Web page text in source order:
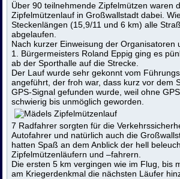
Über 90 teilnehmende Zipfelmützen waren
Zipfelmützenlauf in Großwallstadt dabei.
Steckenlängen (15,9/11 und 6 km) alle
abgelaufen.
Nach kurzer Einweisung der Organisatoren
1. Bürgermeisters Roland Eppig ging es
ab der Sporthalle auf die Strecke.
Der Lauf wurde sehr gekonnt vom
angeführt, der froh war, dass kurz vor dem
GPS-Signal gefunden wurde, weil ohne
schwierig bis unmöglich geworden.
7 Radfahrer sorgten für die
Autofahrer und natürlich auch die
hatten Spaß an dem Anblick der hell
Zipfelmützenläufern und –fahrern.
Die ersten 5 km vergingen wie im Flug, bis
am Kriegerdenkmal die nächsten Läufer